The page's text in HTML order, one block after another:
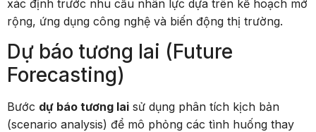
xác định trước nhu cầu nhân lực dựa trên kế hoạch mở
rộng, ứng dụng công nghệ và biến động thị trường.
Dự báo tương lai (Future
Forecasting)
Bước dự báo tương lai sử dụng phân tích kịch bản
(scenario analysis) để mô phỏng các tình huống thay